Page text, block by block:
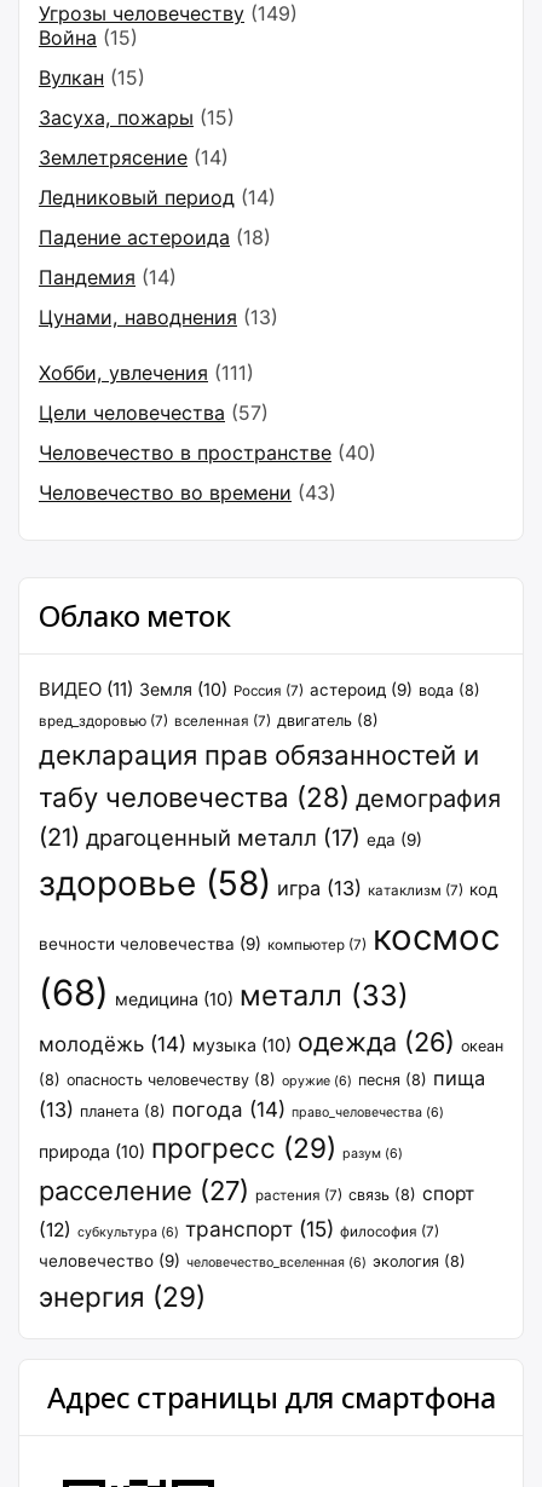
Угрозы человечеству (149)
Война (15)
Вулкан (15)
Засуха, пожары (15)
Землетрясение (14)
Ледниковый период (14)
Падение астероида (18)
Пандемия (14)
Цунами, наводнения (13)
Хобби, увлечения (111)
Цели человечества (57)
Человечество в пространстве (40)
Человечество во времени (43)
Облако меток
ВИДЕО (11) Земля (10) Россия (7) астероид (9) вода (8)
вред_здоровью (7) вселенная (7) двигатель (8)
декларация прав обязанностей и
табу человечества (28) демография
(21) драгоценный металл (17) еда (9)
здоровье (58) игра (13) катаклизм (7) код
вечности человечества (9) компьютер (7) космос
(68) медицина (10) металл (33)
молодёжь (14) музыка (10) одежда (26) океан
(8) опасность человечеству (8) оружие (6) песня (8) пища
(13) планета (8) погода (14) право_человечества (6)
природа (10) прогресс (29) разум (6)
расселение (27) растения (7) связь (8) спорт
(12) субкультура (6) транспорт (15) философия (7)
человечество (9) человечество_вселенная (6) экология (8)
энергия (29)
Адрес страницы для смартфона